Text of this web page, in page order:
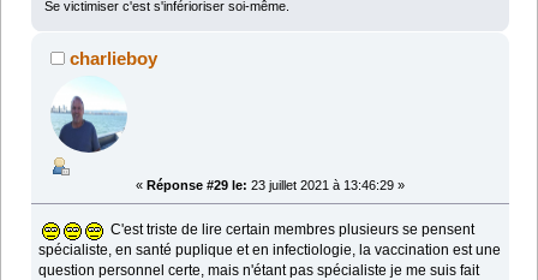
Se victimiser c'est s'inférioriser soi-même.
charlieboy
« Réponse #29 le: 23 juillet 2021 à 13:46:29 »
C'est triste de lire certain membres plusieurs se pensent
spécialiste, en santé puplique et en infectiologie, la vaccination est une
question personnel certe, mais n'étant pas spécialiste je me suis fait